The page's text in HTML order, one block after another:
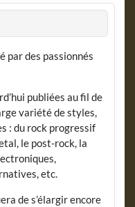
par des passionnés
publiées au fil de
variété de styles,
: du rock progressif
le post-rock, la
etc.
de s’élargir encore